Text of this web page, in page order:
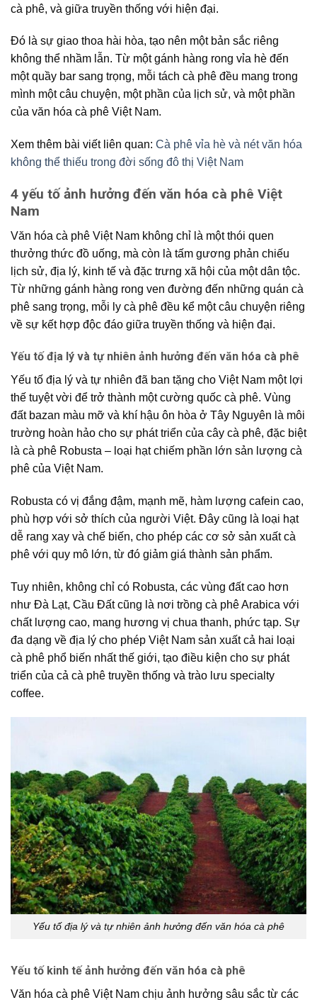
cà phê, và giữa truyền thống với hiện đại.
Đó là sự giao thoa hài hòa, tạo nên một bản sắc riêng
không thể nhầm lẫn. Từ một gánh hàng rong vỉa hè đến
một quầy bar sang trọng, mỗi tách cà phê đều mang trong
mình một câu chuyện, một phần của lịch sử, và một phần
của văn hóa cà phê Việt Nam.
Xem thêm bài viết liên quan: Cà phê vỉa hè và nét văn hóa
không thể thiếu trong đời sống đô thị Việt Nam
4 yếu tố ảnh hưởng đến văn hóa cà phê Việt
Nam
Văn hóa cà phê Việt Nam không chỉ là một thói quen
thưởng thức đồ uống, mà còn là tấm gương phản chiếu
lịch sử, địa lý, kinh tế và đặc trưng xã hội của một dân tộc.
Từ những gánh hàng rong ven đường đến những quán cà
phê sang trọng, mỗi ly cà phê đều kể một câu chuyện riêng
về sự kết hợp độc đáo giữa truyền thống và hiện đại.
Yếu tố địa lý và tự nhiên ảnh hưởng đến văn hóa cà phê
Yếu tố địa lý và tự nhiên đã ban tặng cho Việt Nam một lợi
thế tuyệt vời để trở thành một cường quốc cà phê. Vùng
đất bazan màu mỡ và khí hậu ôn hòa ở Tây Nguyên là môi
trường hoàn hảo cho sự phát triển của cây cà phê, đặc biệt
là cà phê Robusta – loại hạt chiếm phần lớn sản lượng cà
phê của Việt Nam.
Robusta có vị đắng đậm, mạnh mẽ, hàm lượng cafein cao,
phù hợp với sở thích của người Việt. Đây cũng là loại hạt
dễ rang xay và chế biến, cho phép các cơ sở sản xuất cà
phê với quy mô lớn, từ đó giảm giá thành sản phẩm.
Tuy nhiên, không chỉ có Robusta, các vùng đất cao hơn
như Đà Lạt, Cầu Đất cũng là nơi trồng cà phêArabica với
chất lượng cao, mang hương vị chua thanh, phức tạp. Sự
đa dạng về địa lý cho phép Việt Nam sản xuất cả hai loại
cà phê phổ biến nhất thế giới, tạo điều kiện cho sự phát
triển của cả cà phê truyền thống và trào lưu specialty
coffee.
Yếu tố địa lý và tự nhiên ảnh hưởng đến văn hóa cà phê
Yếu tố kinh tế ảnh hưởng đến văn hóa cà phê
Văn hóa cà phê Việt Nam chịu ảnh hưởng sâu sắc từ các